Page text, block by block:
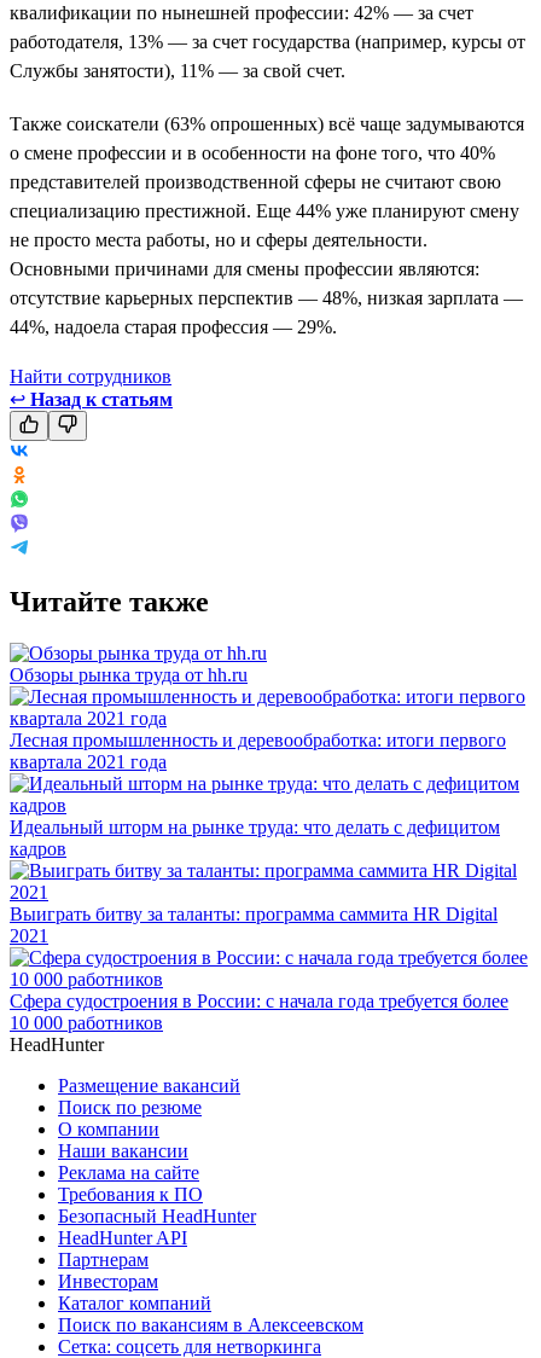
квалификации по нынешней профессии: 42% — за счет
работодателя, 13% — за счет государства (например, курсы от
Службы занятости), 11% — за свой счет.
Также соискатели (63% опрошенных) всё чаще задумываются
о смене профессии и в особенности на фоне того, что 40%
представителей производственной сферы не считают свою
специализацию престижной. Еще 44% уже планируют смену
не просто места работы, но и сферы деятельности.
Основными причинами для смены профессии являются:
отсутствие карьерных перспектив — 48%, низкая зарплата —
44%, надоела старая профессия — 29%.
Найти сотрудников
↩ Назад к статьям
Читайте также
Обзоры рынка труда от hh.ru
Лесная промышленность и деревообработка: итоги первого
квартала 2021 года
Идеальный шторм на рынке труда: что делать с дефицитом
кадров
Выиграть битву за таланты: программа саммита HR Digital
2021
Сфера судостроения в России: с начала года требуется более
10 000 работников
HeadHunter
Размещение вакансий
Поиск по резюме
О компании
Наши вакансии
Реклама на сайте
Требования к ПО
Безопасный HeadHunter
HeadHunter API
Партнерам
Инвесторам
Каталог компаний
Поиск по вакансиям в Алексеевском
Сетка: соцсеть для нетворкинга